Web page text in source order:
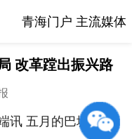
青海门户 主流媒体
改革蹚出振兴路
五月的巴塘草